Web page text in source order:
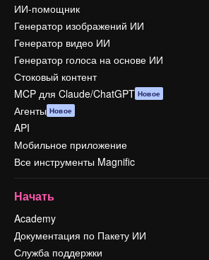
ИИ-помощник
Генератор изображений ИИ
Генератор видео ИИ
Генератор голоса на основе ИИ
Стоковый контент
MCP для Claude/ChatGPT Новое
Агенты Новое
API
Мобильное приложение
Все инструменты Magnific
Начать
Academy
Документация по Пакету ИИ
Служба поддержки